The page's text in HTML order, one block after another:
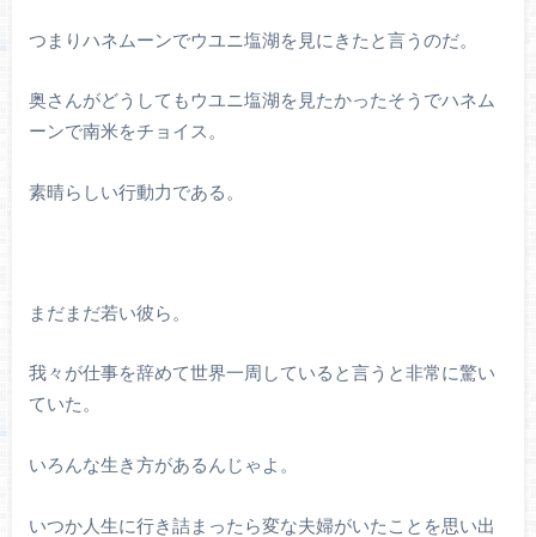
つまりハネムーンでウユニ塩湖を見にきたと言うのだ。
奥さんがどうしてもウユニ塩湖を見たかったそうでハネム
ーンで南米をチョイス。
素晴らしい行動力である。
まだまだ若い彼ら。
我々が仕事を辞めて世界一周していると言うと非常に驚い
ていた。
いろんな生き方があるんじゃよ。
いつか人生に行き詰まったら変な夫婦がいたことを思い出